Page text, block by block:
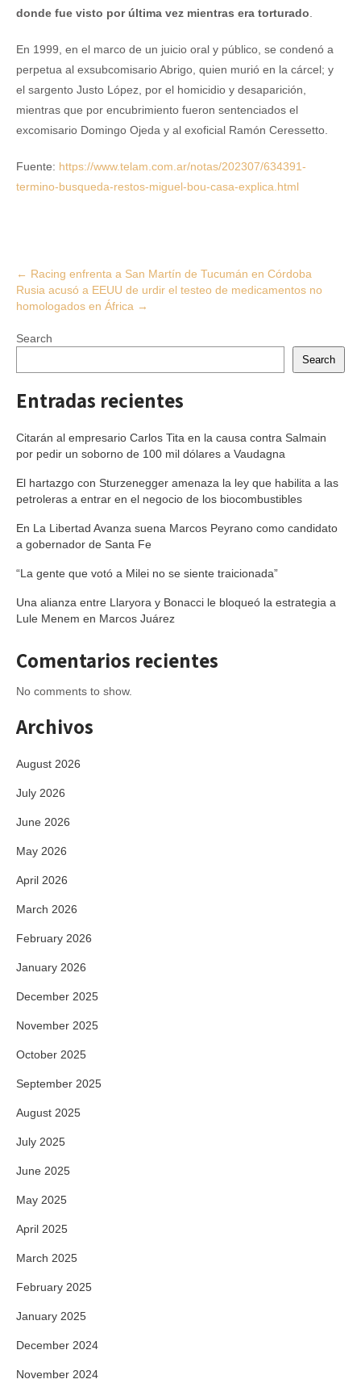
donde fue visto por última vez mientras era torturado.
En 1999, en el marco de un juicio oral y público, se condenó a
perpetua al exsubcomisario Abrigo, quien murió en la cárcel; y
el sargento Justo López, por el homicidio y desaparición,
mientras que por encubrimiento fueron sentenciados el
excomisario Domingo Ojeda y al exoficial Ramón Ceressetto.
Fuente: https://www.telam.com.ar/notas/202307/634391-
termino-busqueda-restos-miguel-bou-casa-explica.html
Post
navigation
← Racing enfrenta a San Martín de Tucumán en Córdoba
Rusia acusó a EEUU de urdir el testeo de medicamentos no
homologados en África →
Search
Search
Entradas recientes
Citarán al empresario Carlos Tita en la causa contra Salmain
por pedir un soborno de 100 mil dólares a Vaudagna
El hartazgo con Sturzenegger amenaza la ley que habilita a las
petroleras a entrar en el negocio de los biocombustibles
En La Libertad Avanza suena Marcos Peyrano como candidato
a gobernador de Santa Fe
“La gente que votó a Milei no se siente traicionada”
Una alianza entre Llaryora y Bonacci le bloqueó la estrategia a
Lule Menem en Marcos Juárez
Comentarios recientes
No comments to show.
Archivos
August 2026
July 2026
June 2026
May 2026
April 2026
March 2026
February 2026
January 2026
December 2025
November 2025
October 2025
September 2025
August 2025
July 2025
June 2025
May 2025
April 2025
March 2025
February 2025
January 2025
December 2024
November 2024